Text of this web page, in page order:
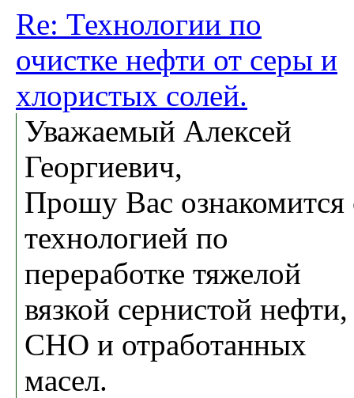
Re: Технологии по
очистке нефти от серы и
хлористых солей.
Уважаемый Алексей
Георгиевич,
Прошу Вас ознакомится
технологией по
переработке тяжелой
вязкой сернистой нефти,
СНО и отработанных
масел.